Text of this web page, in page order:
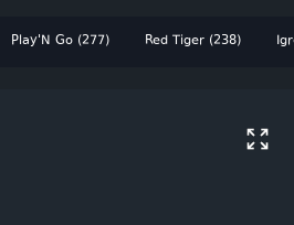
Play'N Go (277) Red Tiger (238)